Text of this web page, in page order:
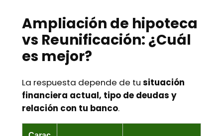
Ampliación de hipoteca
vs Reunificación: ¿Cuál
es mejor?
La respuesta depende de tu situación
financiera actual, tipo de deudas y
relación con tu banco.